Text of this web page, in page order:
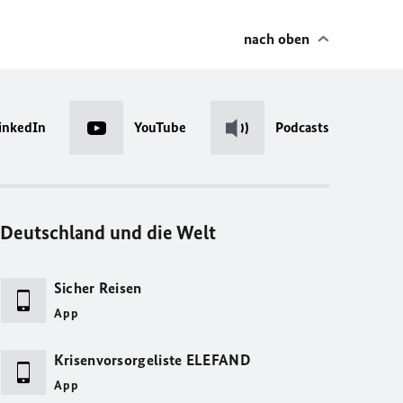
nach oben
YouTube Podcasts
Deutschland und die Welt
Sicher Reisen
App
Krisenvorsorgeliste ELEFAND
App